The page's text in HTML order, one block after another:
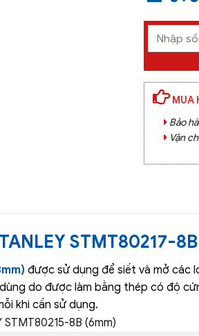
MUA
Bảo
Vận
STMT80217-
được sử dụng để siết và mở các
do được làm bằng thép có độ
khi cần sử dụng.